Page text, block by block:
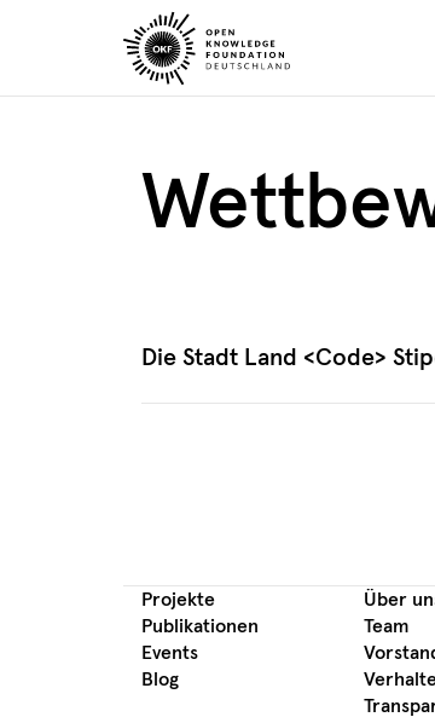
Skip
to
Die Stadt Land <Code>
Projekte
Publikationen
Events
Blog
Über
Team